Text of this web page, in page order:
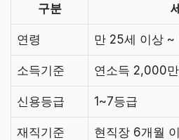
구분
연령 만 25세 이상
소득기준 연소득 2,000
신용등급 1~7등급
재직기준 현직장 6개월